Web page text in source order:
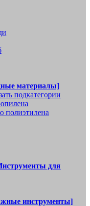
материалы]
подкатегории
полиэтилена
для
инструменты]